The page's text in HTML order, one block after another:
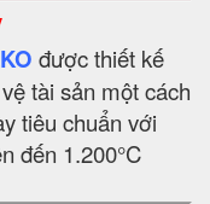
được thiết kế
tài sản một cách
tiêu chuẩn với
đến 1.200°C